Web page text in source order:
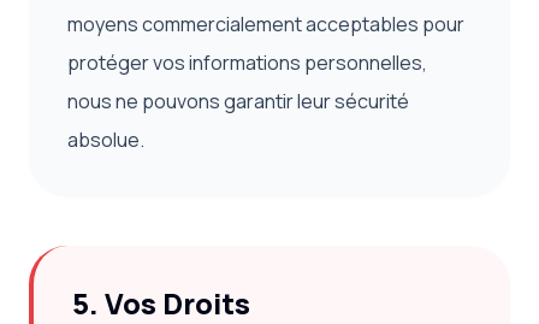
moyens commercialement acceptables pour
protéger vos informations personnelles,
nous ne pouvons garantir leur sécurité
absolue.
5. Vos Droits